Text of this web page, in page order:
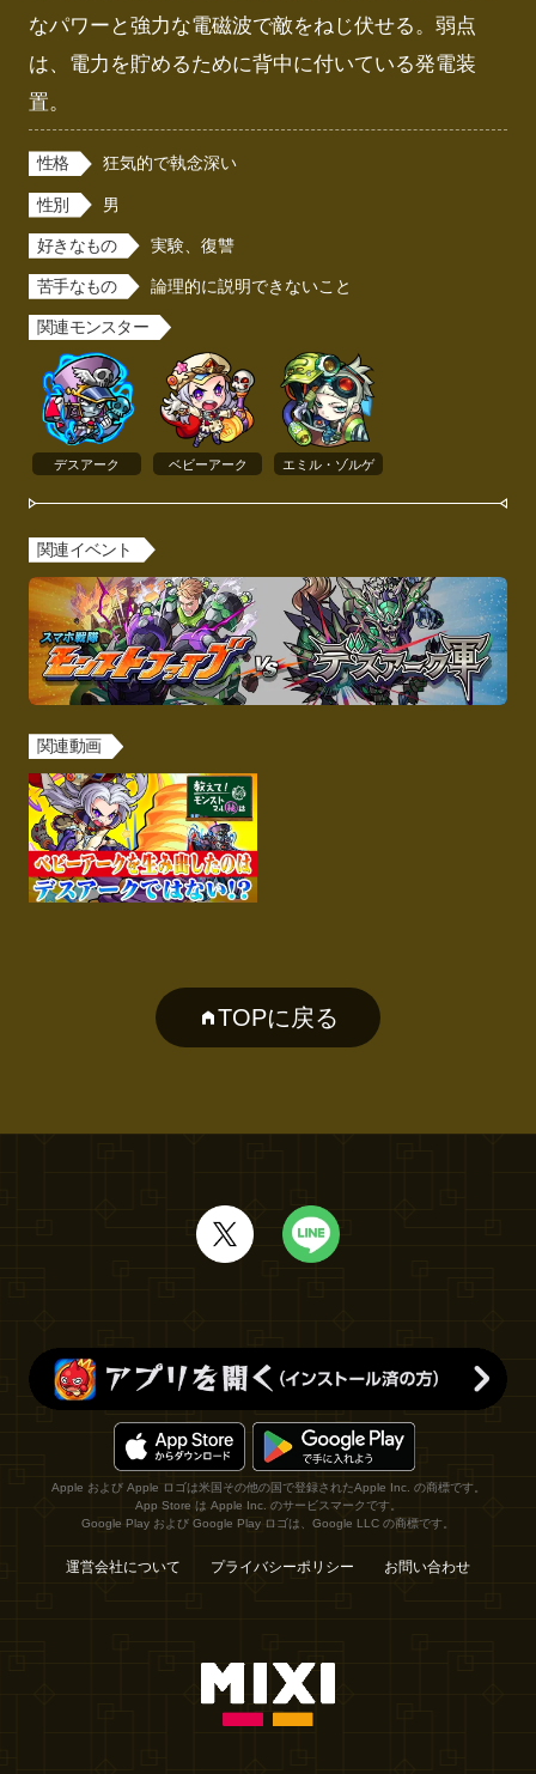
なパワーと強力な電磁波で敵をねじ伏せる。弱点
は、電力を貯めるために背中に付いている発電装
置。
性格 狂気的で執念深い
性別 男
好きなもの 実験、復讐
苦手なもの 論理的に説明できないこと
関連モンスター
デスアーク ベビーアーク エミル・ゾルゲ
関連イベント
関連動画
TOPに戻る
Apple および Apple ロゴは米国その他の国で登録されたApple Inc. の商標です。
App Store は Apple Inc. のサービスマークです。
Google Play および Google Play ロゴは、Google LLC の商標です。
運営会社について プライバシーポリシー お問い合わせ